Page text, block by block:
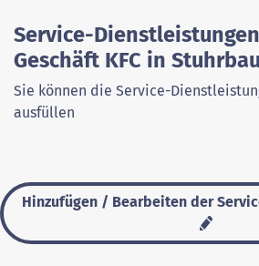
Service-
Geschäft KFC in
Sie können die Service-
ausfüllen
Hinzufügen / Bearbeiten der